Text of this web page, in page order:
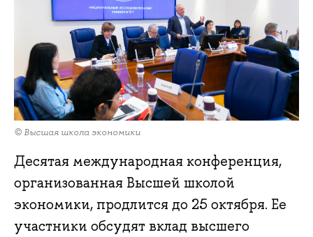
© Высшая школа экономики
Десятая международная конференция,
организованная Высшей школой
экономики, продлится до 25 октября. Ее
участники обсудят вклад высшего